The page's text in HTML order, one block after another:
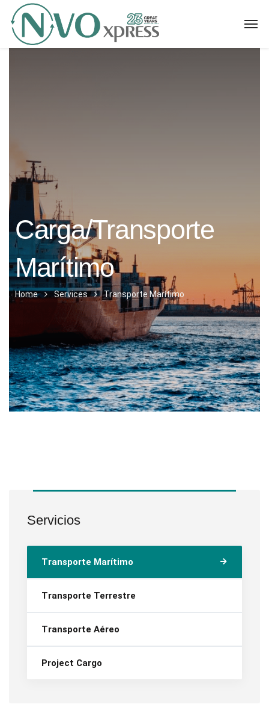
Carga/Transporte
Marítimo
Home Services Transporte Marítimo
Servicios
Transporte Marítimo
Transporte Terrestre
Transporte Aéreo
Project Cargo